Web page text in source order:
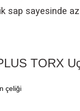
sap sayesinde
TORX
çeliği